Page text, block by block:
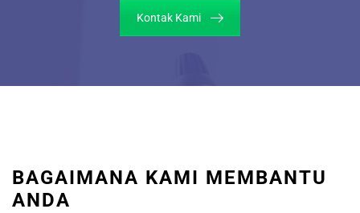
Kontak Kami
BAGAIMANA KAMI MEMBANTU
ANDA